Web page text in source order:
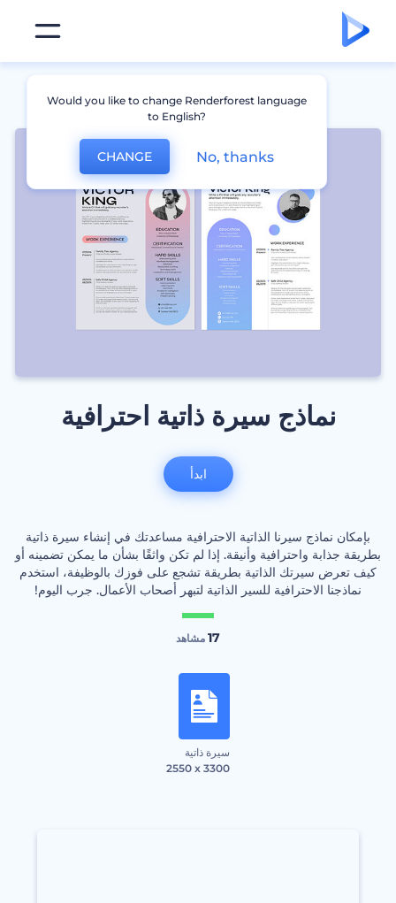
نماذج سيرة ذاتية احترافية
بإمكان نماذج سيرنا الذاتية الاحترافية مساعدتك في إنشاء سيرة ذاتية
بطريقة جذابة واحترافية وأنيقة. إذا لم تكن واثقًا بشأن ما يمكن تضمينه أو
كيف تعرض سيرتك الذاتية بطريقة تشجع على فوزك بالوظيفة، استخدم
نماذجنا الاحترافية للسير الذاتية لتبهر أصحاب الأعمال. جرب اليوم!
17 مشاهد
سيرة ذاتية
2550 x 3300
ابدأ
Would you like to change Renderforest language
to English?
CHANGE No, thanks